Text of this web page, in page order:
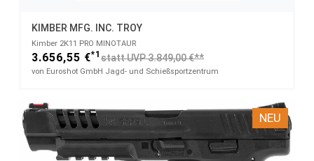
KIMBER MFG. INC. TROY
Kimber 2K11 PRO MINOTAUR
3.656,55 €*1 statt UVP 3.849,00 €**
von Euroshot GmbH Jagd- und Schießsportzentrum
NEU